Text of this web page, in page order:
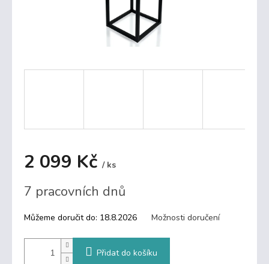
2 099 Kč / ks
cena:
7 pracovních dnů
Můžeme doručit do: 18.8.2026 Možnosti doručení
Přidat do košíku